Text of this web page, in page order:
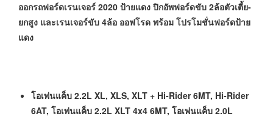
ออกรถฟอร์ดเรนเจอร์ 2020 ป้ายแดง ปิกอัพฟอร์ดขับ 2ล้อตัวเตี้ย-
ยกสูง และเรนเจอร์ขับ 4ล้อ ออฟโรด พร้อม โปรโมชั่นฟอร์ดป้าย
แดง
โอเพ่นแค็บ 2.2L XL, XLS, XLT + Hi-Rider 6MT, Hi-Rider
6AT, โอเพ่นแค็บ 2.2L XLT 4x4 6MT, โอเพ่นแค็บ 2.0L